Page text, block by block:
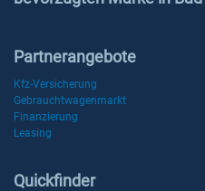
Partnerangebote
Kfz-Versicherung
Gebrauchtwagenmarkt
Finanzierung
Leasing
Quickfinder